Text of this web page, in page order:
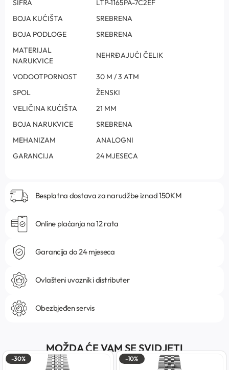
ŠIFRA
LTP-1165PA-7C2EF
BOJA KUĆIŠTA
SREBRENA
BOJA PODLOGE
SREBRENA
MATERIJAL
NARUKVICE
NEHRĐAJUĆI ČELIK
VODOOTPORNOST
30 M / 3 ATM
SPOL
ŽENSKI
VELIČINA KUĆIŠTA
21 MM
BOJA NARUKVICE
SREBRENA
MEHANIZAM
ANALOGNI
GARANCIJA
24 MJESECA
Besplatna dostava za narudžbe iznad 150KM
Online plaćanja na 12 rata
Garancija do 24 mjeseca
Ovlašteni uvoznik i distributer
Obezbjeđen servis
MOŽDA ĆE VAM SE SVIDJETI
-30% -10%